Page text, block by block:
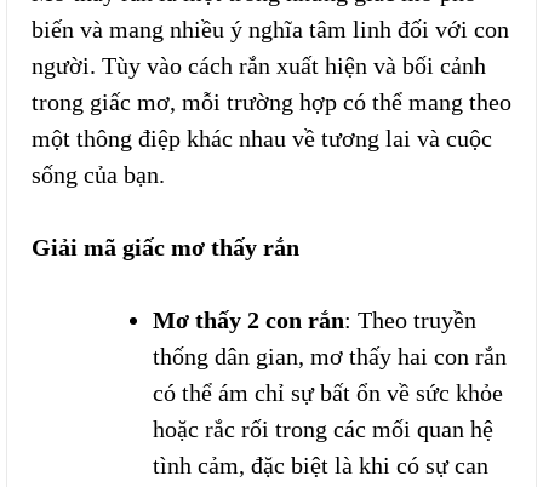
biến và mang nhiều ý nghĩa tâm linh đối với con
người. Tùy vào cách rắn xuất hiện và bối cảnh
trong giấc mơ, mỗi trường hợp có thể mang theo
một thông điệp khác nhau về tương lai và cuộc
sống của bạn.
Giải mã giấc mơ thấy rắn
Mơ thấy 2 con rắn: Theo truyền
thống dân gian, mơ thấy hai con rắn
có thể ám chỉ sự bất ổn về sức khỏe
hoặc rắc rối trong các mối quan hệ
tình cảm, đặc biệt là khi có sự can